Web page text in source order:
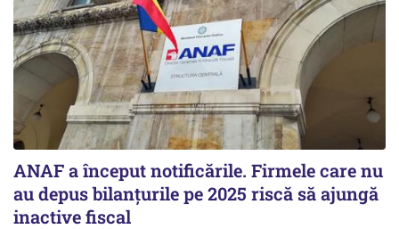
ANAF a început notificările. Firmele care nu
au depus bilanțurile pe 2025 riscă să ajungă
inactive fiscal